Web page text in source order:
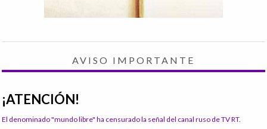
AVISO IMPORTANTE
¡ATENCIÓN!
El denominado "mundo libre" ha censurado la señal del canal ruso de TV RT.